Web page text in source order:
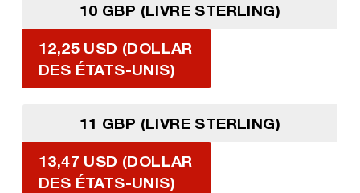
10 GBP (LIVRE STERLING)
12,25 USD (DOLLAR
DES ÉTATS-UNIS)
11 GBP (LIVRE STERLING)
13,47 USD (DOLLAR
DES ÉTATS-UNIS)